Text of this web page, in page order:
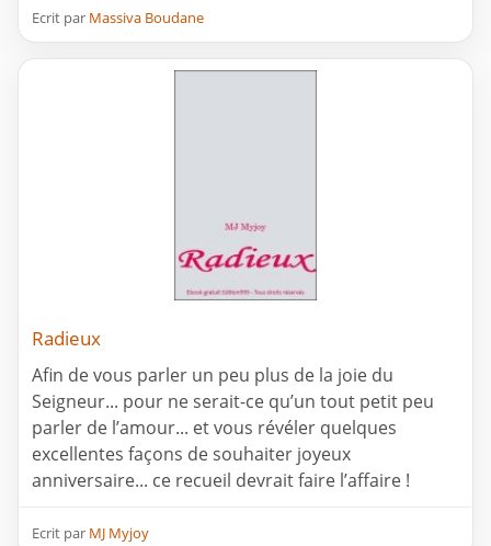
Ecrit par Massiva Boudane
Radieux
Afin de vous parler un peu plus de la joie du
Seigneur... pour ne serait-ce qu’un tout petit peu
parler de l’amour... et vous révéler quelques
excellentes façons de souhaiter joyeux
anniversaire... ce recueil devrait faire l’affaire !
Ecrit par MJ Myjoy